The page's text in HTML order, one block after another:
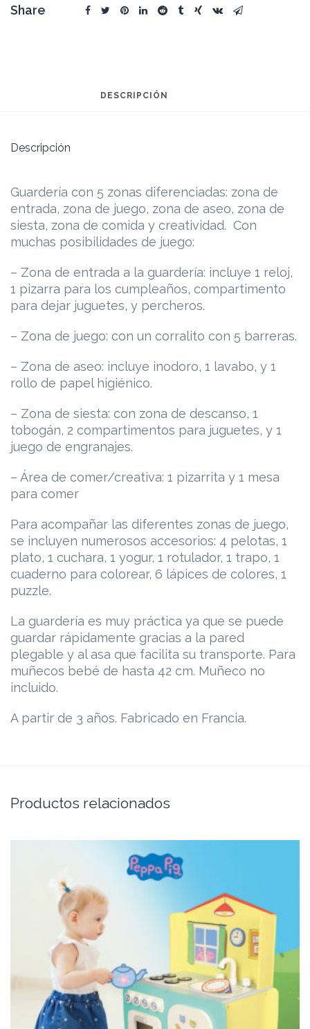
Share
DESCRIPCIÓN
Descripción
Guardería con 5 zonas diferenciadas: zona de
entrada, zona de juego, zona de aseo, zona de
siesta, zona de comida y creatividad. Con
muchas posibilidades de juego:
– Zona de entrada a la guardería: incluye 1 reloj,
1 pizarra para los cumpleaños, compartimento
para dejar juguetes, y percheros.
– Zona de juego: con un corralito con 5 barreras.
– Zona de aseo: incluye inodoro, 1 lavabo, y 1
rollo de papel higiénico.
– Zona de siesta: con zona de descanso, 1
tobogán, 2 compartimentos para juguetes, y 1
juego de engranajes.
– Área de comer/creativa: 1 pizarrita y 1 mesa
para comer
Para acompañar las diferentes zonas de juego,
se incluyen numerosos accesorios: 4 pelotas, 1
plato, 1 cuchara, 1 yogur, 1 rotulador, 1 trapo, 1
cuaderno para colorear, 6 lápices de colores, 1
puzzle.
La guardería es muy práctica ya que se puede
guardar rápidamente gracias a la pared
plegable y al asa que facilita su transporte. Para
muñecos bebé de hasta 42 cm. Muñeco no
incluido.
A partir de 3 años. Fabricado en Francia.
Productos relacionados